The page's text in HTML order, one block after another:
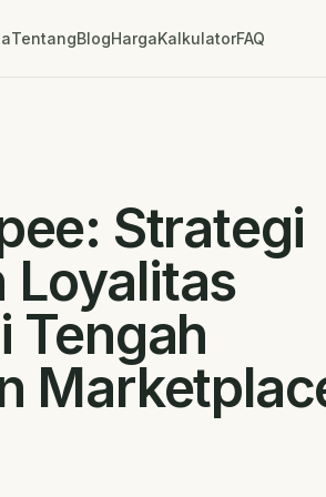
TentangBlogHargaKalkulatorFAQ
Strategi
Loyalitas
Tengah